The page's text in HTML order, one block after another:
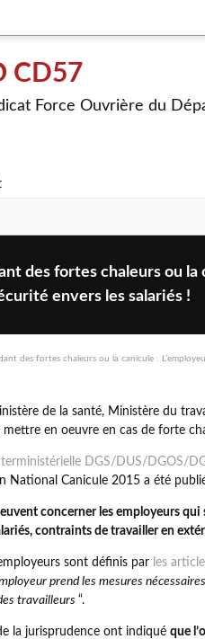
CD57
Force Ouvrière du
des fortes chaleurs ou la
envers les salariés !
de la santé, Ministère du
en oeuvre en cas de forte
DGS/DUS/DGOS/
National Canicule 2015 a été
concerner les employeurs
contraints de travailler en
sont définis par les
prend les mesures
travailleurs “.
la jurisprudence ont indiqué que